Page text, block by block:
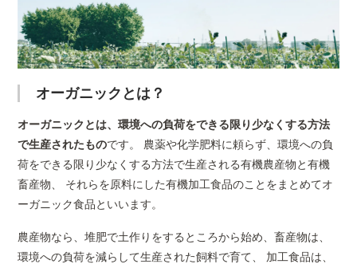
オーガニックとは？
オーガニックとは、環境への負荷をできる限り少なくする方法
で生産されたものです。 農薬や化学肥料に頼らず、環境への負
荷をできる限り少なくする方法で生産される有機農産物と有機
畜産物、 それらを原料にした有機加工食品のことをまとめてオ
ーガニック食品といいます。
農産物なら、堆肥で土作りをするところから始め、畜産物は、
環境への負荷を減らして生産された飼料で育て、 加工食品は、